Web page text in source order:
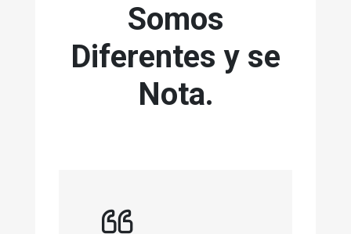
Somos
Diferentes y se
Nota.